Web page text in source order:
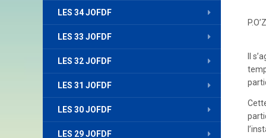
LES 34 JOFDF
LES 33 JOFDF
LES 32 JOFDF
LES 31 JOFDF
LES 30 JOFDF
LES 29 JOFDF
Il